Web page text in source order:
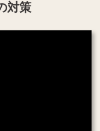
対策